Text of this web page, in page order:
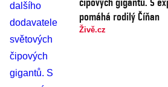
pomáhá rodilý Číňan
Živě.cz